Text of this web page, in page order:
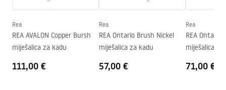
Razmak priključaka
Jamstvo
5 godina
Rea
REA AVALON Copper Bursh
miješalica za kadu
111,00 €
Rea
REA Ontario Brush Nickel
miješalica za kadu
57,00 €
Rea
REA Ontario
miješalica za
71,00 €